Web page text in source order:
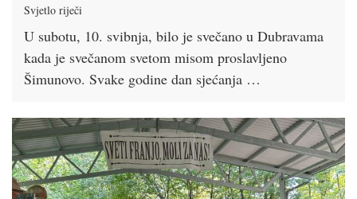
Svjetlo riječi
U subotu, 10. svibnja, bilo je svečano u Dubravama
kada je svečanom svetom misom proslavljeno
Šimunovo. Svake godine dan sjećanja …